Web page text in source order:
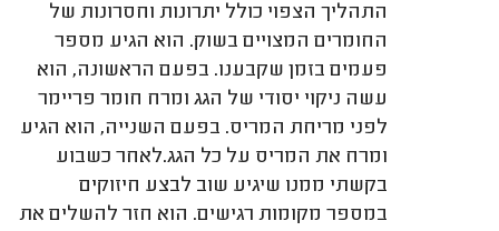
התהליך הצפוי כולל יתרונות וחסרונות של
החומרים המצויים בשוק. הוא הגיע מספר
פעמים בזמן שקבענו. בפעם הראשונה, הוא
עשה ניקוי יסודי של הגג ומרח חומר פריימר
לפני מריחת המריס. בפעם השנייה, הוא הגיע
ומרח את המריס על כל הגג.לאחר כשבוע
בקשתי ממנו שיגיע שוב לבצע חיזוקים
במספר מקומות רגישים. הוא חזר להשלים את